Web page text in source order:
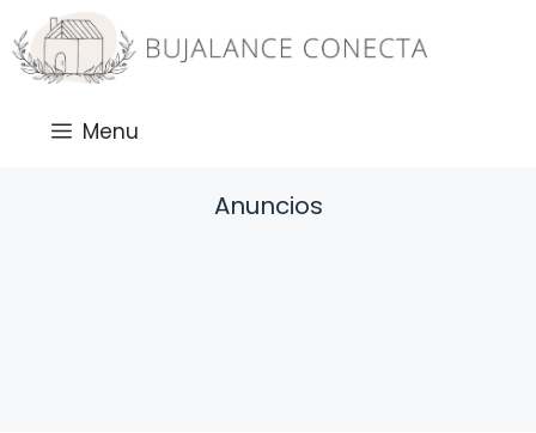
Saltar
al
contenido
Menu
Anuncios